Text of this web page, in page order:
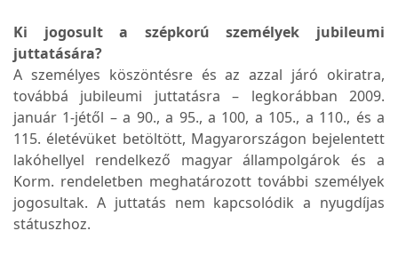
Ki jogosult a szépkorú személyek jubileumi
juttatására?
A személyes köszöntésre és az azzal járó okiratra,
továbbá jubileumi juttatásra – legkorábban 2009.
január 1-jétől – a 90., a 95., a 100, a 105., a 110., és a
115. életévüket betöltött, Magyarországon bejelentett
lakóhellyel rendelkező magyar állampolgárok és a
Korm. rendeletben meghatározott további személyek
jogosultak. A juttatás nem kapcsolódik a nyugdíjas
státuszhoz.